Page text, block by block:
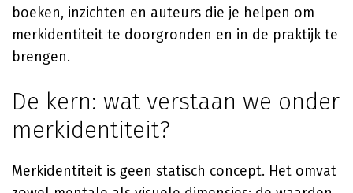
boeken, inzichten en auteurs die je helpen om
merkidentiteit te doorgronden en in de praktijk te
brengen.
De kern: wat verstaan we onder
merkidentiteit?
Merkidentiteit is geen statisch concept. Het omvat